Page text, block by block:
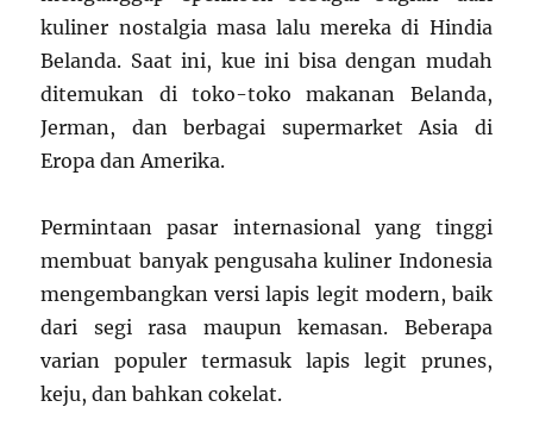
kuliner nostalgia masa lalu mereka di Hindia
Belanda. Saat ini, kue ini bisa dengan mudah
ditemukan di toko-toko makanan Belanda,
Jerman, dan berbagai supermarket Asia di
Eropa dan Amerika.
Permintaan pasar internasional yang tinggi
membuat banyak pengusaha kuliner Indonesia
mengembangkan versi lapis legit modern, baik
dari segi rasa maupun kemasan. Beberapa
varian populer termasuk lapis legit prunes,
keju, dan bahkan cokelat.